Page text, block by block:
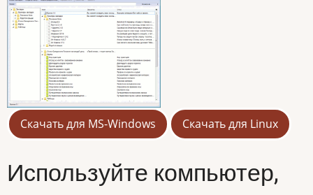
Скачать для MS-Windows Скачать для Linux
Используйте компьютер,